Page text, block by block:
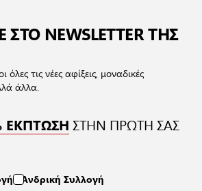
ΣΤΟ NEWSLETTER ΤΗΣ
τις νέες αφίξεις, μοναδικές
άλλα.
ΕΚΠΤΩΣΗ ΣΤΗΝ ΠΡΩΤΗ ΣΑΣ
Ανδρική Συλλογή